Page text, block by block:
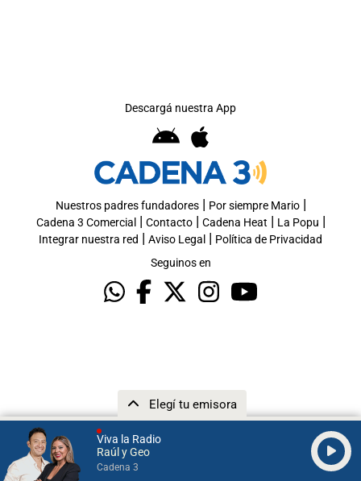
Viva la Radio
Raúl y Geo
Cadena 3
Elegí tu emisora
Descargá nuestra App
Nuestros padres fundadores| Por siempre Mario|
Cadena 3 Comercial | Contacto| Cadena Heat | La Popu |
Integrar nuestra red | Aviso Legal | Política de Privacidad
Seguinos en